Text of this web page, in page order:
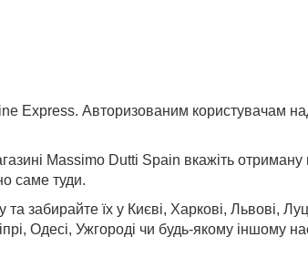
Express. Авторизованим користувачам
Massimo Dutti Spain вкажіть отриману
саме туди.
та забирайте їх у Києві, Харкові, Львові,
Одесі, Ужгороді чи будь-якому іншому